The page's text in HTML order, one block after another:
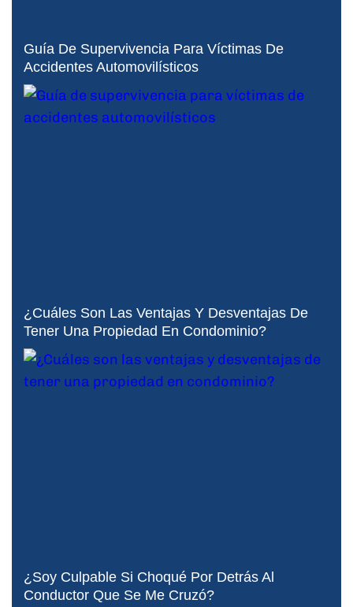
Guía De Supervivencia Para Víctimas De
Accidentes Automovilísticos
¿Cuáles Son Las Ventajas Y Desventajas De
Tener Una Propiedad En Condominio?
¿Soy Culpable Si Choqué Por Detrás Al
Conductor Que Se Me Cruzó?